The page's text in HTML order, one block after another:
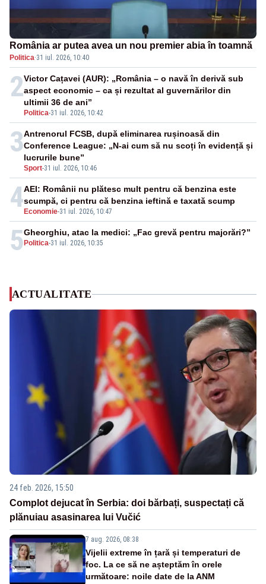
România ar putea avea un nou premier abia în toamnă
Politica·31 iul. 2026, 10:40
2
Politica-31 iul. 2026, 10:42
Victor Cațavei (AUR): „România – o navă în derivă sub
aspect economic – ca și rezultat al guvernărilor din
ultimii 36 de ani”
3
Sport-31 iul. 2026, 10:46
Antrenorul FCSB, după eliminarea rușinoasă din
Conference League: „N-ai cum să nu scoți în evidență și
lucrurile bune”
4 Economie-31 iul. 2026, 10:47
AEI: Românii nu plătesc mult pentru că benzina este
scumpă, ci pentru că benzina ieftină e taxată scump
5 Politica-31 iul. 2026, 10:35
Gheorghiu, atac la medici: „Fac grevă pentru majorări?”
ACTUALITATE
24 feb. 2026, 15:50
Complot dejucat în Serbia: doi bărbați, suspectați că
plănuiau asasinarea lui Vučić
7 aug. 2026, 08:38
Vijelii extreme în țară și temperaturi de
foc. La ce să ne așteptăm în orele
următoare: noile date de la ANM